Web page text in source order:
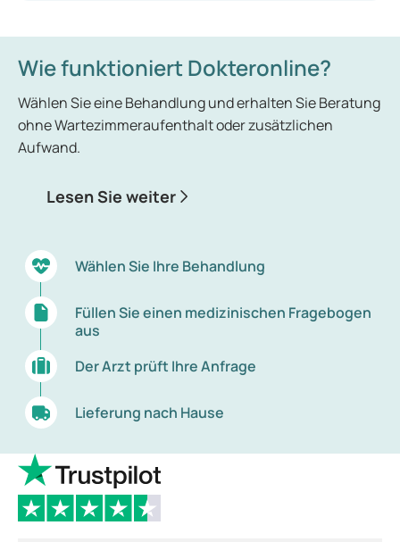
Wie funktioniert Dokteronline?
Wählen Sie eine Behandlung und erhalten Sie Beratung
ohne Wartezimmeraufenthalt oder zusätzlichen
Aufwand.
Lesen Sie weiter
Wählen Sie Ihre Behandlung
Füllen Sie einen medizinischen Fragebogen
aus
Der Arzt prüft Ihre Anfrage
Lieferung nach Hause